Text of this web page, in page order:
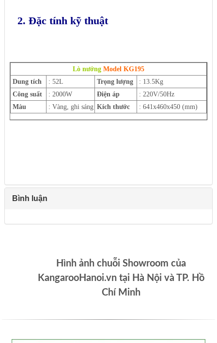
2. Đặc tính kỹ thuật
Lò nướngModel KG195
Dung tích
: 52L Trọng lượng
: 13.5Kg
Công suất
: 2000W Điện áp
: 220V/50Hz
Màu
: Vàng, ghi sáng Kích thước : 641x460x450 (mm)
Bình luận
Hình ảnh chuỗi Showroom của
KangarooHanoi.vn tại Hà Nội và TP. Hồ
Chí Minh